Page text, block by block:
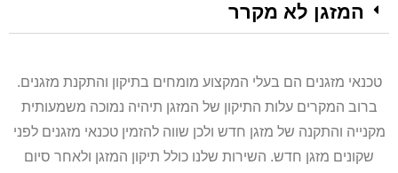
המזגן לא מקרר
טכנאי מזגנים הם בעלי המקצוע מומחים בתיקון והתקנת מזגנים.
ברוב המקרים עלות התיקון של המזגן תיהיה נמוכה משמעותית
מקנייה והתקנה של מזגן חדש ולכן שווה להזמין טכנאי מזגנים לפני
שקונים מזגן חדש. השירות שלנו כולל תיקון המזגן ולאחר סיום